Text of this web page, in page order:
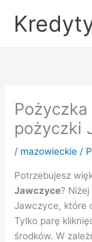
pożyczki
/ mazowieckie /
Potrzebujesz
Jawczyce?
Jawczyce, które
Tylko parę
środków. W